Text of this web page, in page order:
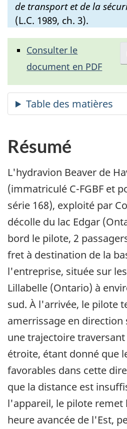
de transport et de la
(L.C. 1989, ch. 3).
Consulter le
document en PDF
Résumé
L'hydravion Beaver de
(immatriculé C-FGBF et
série 168), exploité par
décolle du lac Edgar
bord le pilote, 2
fret à destination de la
l'entreprise, située sur
Lillabelle (Ontario) à
sud. À l'arrivée, le pilote
amerrissage en direction
une trajectoire
étroite, étant donné que
favorables dans cette
que la distance est
l'appareil, le pilote remet
heure avancée de l'Est,